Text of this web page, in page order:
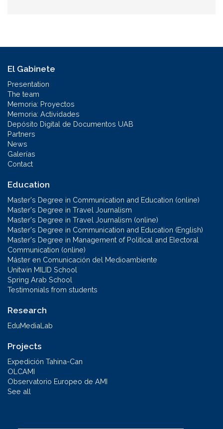
El Gabinete
Presentation
The team
Memoria: Proyectos
Memoria: Actividades
Depósito Digital de Documentos UAB
Partners
News
Galerías
Contact
Education
Master's Degree in Communication and Education (online)
Master's Degree in Travel Journalism
Master's Degree in Travel Journalism (online)
Master's Degree in Communication and Education (English)
Master's Degree in Management of Political and Electoral
Communication (online)
Máster en Comunicación del Medioambiente
Unitwin MILID School
Spring Arab School
Testimonials from students
Research
EduMediaLab
Projects
Expedición Tahina-Can
OLCAMI
Observatorio Europeo de AMI
See all